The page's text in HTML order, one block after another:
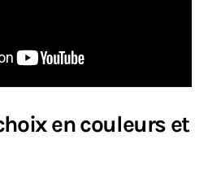
en couleurs et